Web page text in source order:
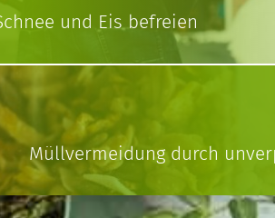
und Eis befreien
Müllvermeidung durch